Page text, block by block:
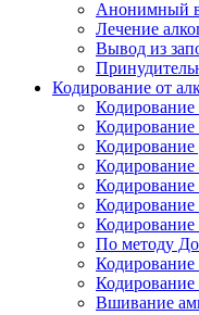
Анонимный
Лечение
Вывод из
Кодирование от
Кодирование
Кодирование
Кодирование
Кодирование
Кодирование
По методу
Вшивание